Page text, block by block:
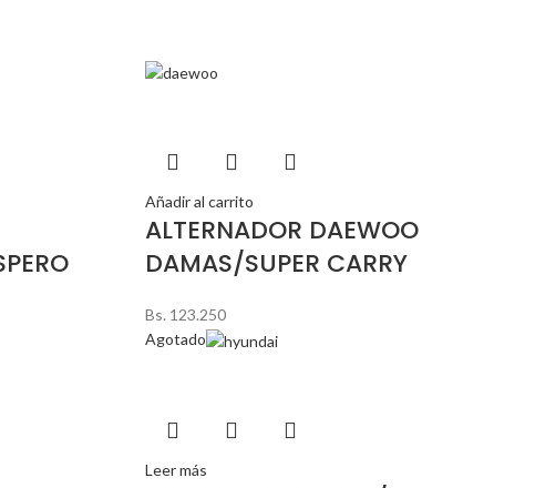
Añadir al carrito
ALTERNADOR DAEWOO
DAMAS/SUPER CARRY
Bs. 123.250
Agotado
Leer más